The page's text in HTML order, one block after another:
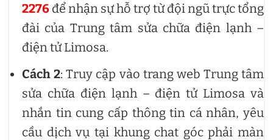
2276 để nhận sự hỗ trợ từ đội ngũ trực tổng
đài của Trung tâm sửa chữa điện lạnh –
điện tử Limosa.
Cách 2: Truy cập vào trang web Trung tâm
sửa chữa điện lạnh – điện tử Limosa và
nhắn tin cung cấp thông tin cá nhân, yêu
cầu dịch vụ tại khung chat góc phải màn